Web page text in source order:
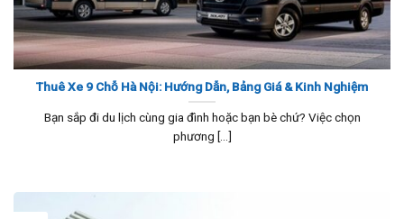
Thuê Xe 9 Chỗ Hà Nội: Hướng Dẫn, Bảng Giá & Kinh Nghiệm
Bạn sắp đi du lịch cùng gia đình hoặc bạn bè chứ? Việc chọn
phương [...]